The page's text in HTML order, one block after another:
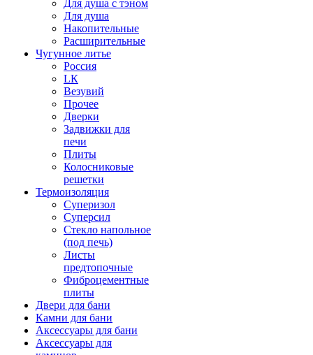
Для душа с тэном
Для душа
Накопительные
Расширительные
Чугунное литье
Россия
LК
Везувий
Прочее
Дверки
Задвижки для
печи
Плиты
Колосниковые
решетки
Термоизоляция
Суперизол
Суперсил
Стекло напольное
(под печь)
Листы
предтопочные
Фиброцементные
плиты
Двери для бани
Камни для бани
Аксессуары для бани
Аксессуары для